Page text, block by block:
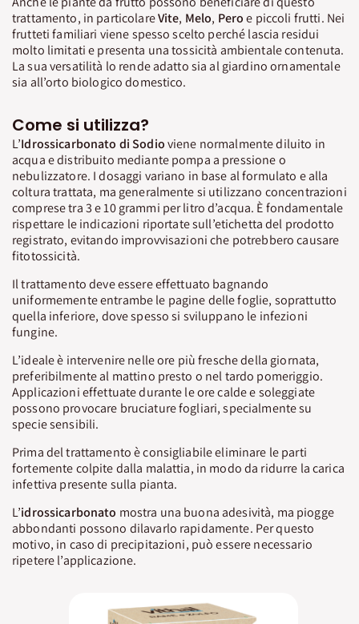
trattamento, in particolareVite, Melo, Peroe piccoli frutti. Nei
frutteti familiari viene spesso scelto perché lascia residui
molto limitati e presenta una tossicità ambientale contenuta.
La sua versatilità lo rende adatto sia al giardino ornamentale
sia all’orto biologico domestico.
Come si utilizza?
L’Idrossicarbonato di Sodioviene normalmente diluito in
acqua e distribuito mediante pompa a pressione o
nebulizzatore. I dosaggi variano in base al formulato e alla
coltura trattata, ma generalmente si utilizzano concentrazioni
comprese tra 3 e 10 grammi per litro d’acqua. È fondamentale
rispettare le indicazioni riportate sull’etichetta del prodotto
registrato, evitando improvvisazioni che potrebbero causare
fitotossicità.
Il trattamento deve essere effettuato bagnando
uniformemente entrambe le pagine delle foglie, soprattutto
quella inferiore, dove spesso si sviluppano le infezioni
fungine.
L’ideale è intervenire nelle ore più fresche della giornata,
preferibilmente al mattino presto o nel tardo pomeriggio.
Applicazioni effettuate durante le ore calde e soleggiate
possono provocare bruciature fogliari, specialmente su
specie sensibili.
Prima del trattamento è consigliabile eliminare le parti
fortemente colpite dalla malattia, in modo da ridurre la carica
infettiva presente sulla pianta.
L’idrossicarbonato mostra una buona adesività, ma piogge
abbondanti possono dilavarlo rapidamente. Per questo
motivo, in caso di precipitazioni, può essere necessario
ripetere l’applicazione.